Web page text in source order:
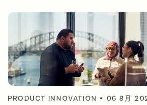
PRODUCT INNOVATION • 06 8月